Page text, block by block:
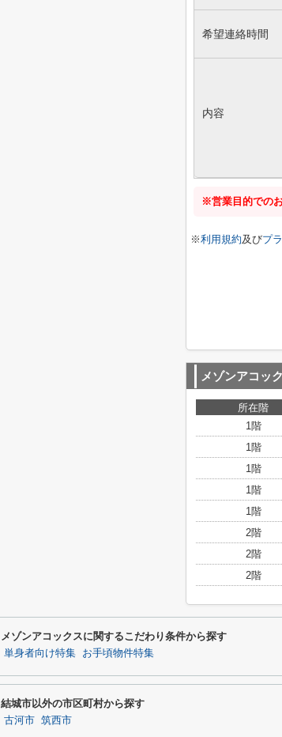
希望連絡時間
内容
※営業目的での
※利用規約及びプ
メゾンアコッ
所在階
1階
1階
1階
1階
1階
2階
2階
2階
メゾンアコックスに関するこだわり条件から探す
単身者向け特集 お手頃物件特集
結城市以外の市区町村から探す
古河市 筑西市